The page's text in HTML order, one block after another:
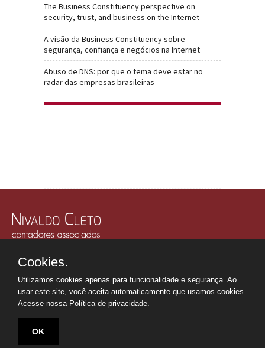
The Business Constituency perspective on
security, trust, and business on the Internet
A visão da Business Constituency sobre
segurança, confiança e negócios na Internet
Abuso de DNS: por que o tema deve estar no
radar das empresas brasileiras
Edifício Memorial Office Building - São Paulo - SP
Tel.: +55 112507-6249
Whatsapp: +55 1198669-0107
secretaria@nivaldocleto.cnt.br
Cookies.
Utilizamos cookies apenas para funcionalidade e segurança. Ao
usar este site, você aceita automaticamente que usamos cookies.
Acesse nossa Política de privacidade.
OK